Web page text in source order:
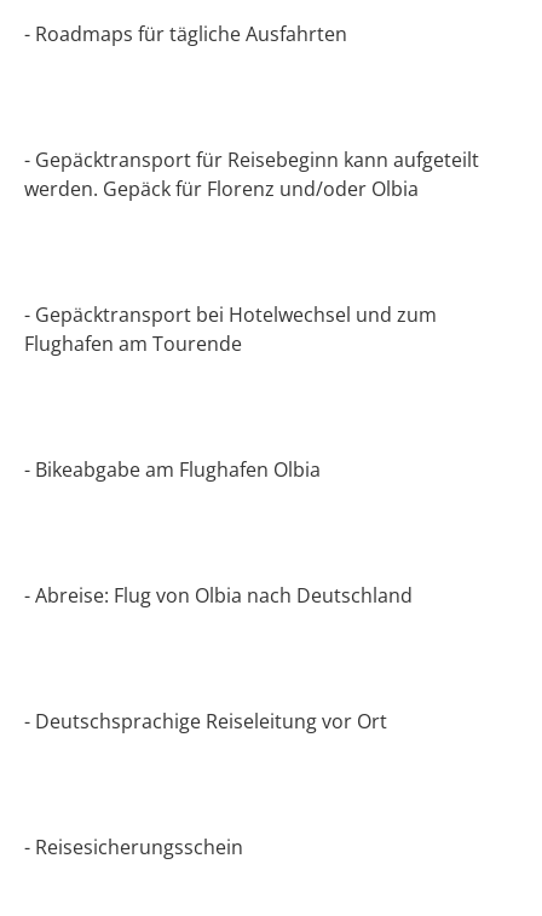
- Roadmaps für tägliche Ausfahrten
- Gepäcktransport für Reisebeginn kann aufgeteilt
werden. Gepäck für Florenz und/oder Olbia
- Gepäcktransport bei Hotelwechsel und zum
Flughafen am Tourende
- Bikeabgabe am Flughafen Olbia
- Abreise: Flug von Olbia nach Deutschland
- Deutschsprachige Reiseleitung vor Ort
- Reisesicherungsschein